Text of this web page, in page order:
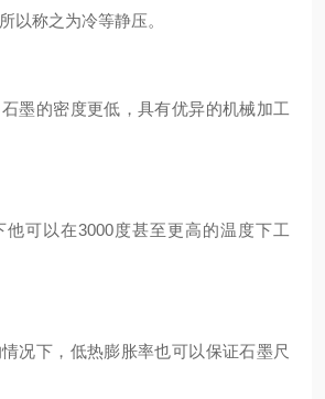
以称之为冷等静压。
墨的密度更低，具有优异的机械加工
可以在3000度甚至更高的温度下工
况下，低热膨胀率也可以保证石墨尺